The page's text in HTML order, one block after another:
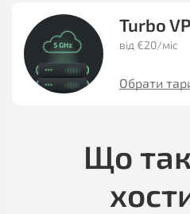
Turbo
від €20/міс
Обрати
Що